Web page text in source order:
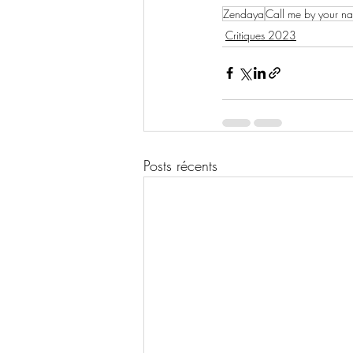
ZendayaCall me by your
Critiques 2023
Posts récents